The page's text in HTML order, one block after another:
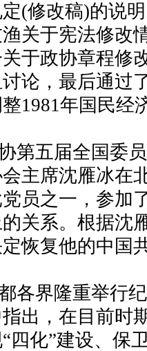
(修改稿)的说
关于宪法修改
于政协章程修
论，最后通过
1981年国民
第五届全国委
主席沈雁冰在
员之一，参加
关系。根据沈
恢复他的中国
各界隆重举行
出，在目前时
四化”建设、保